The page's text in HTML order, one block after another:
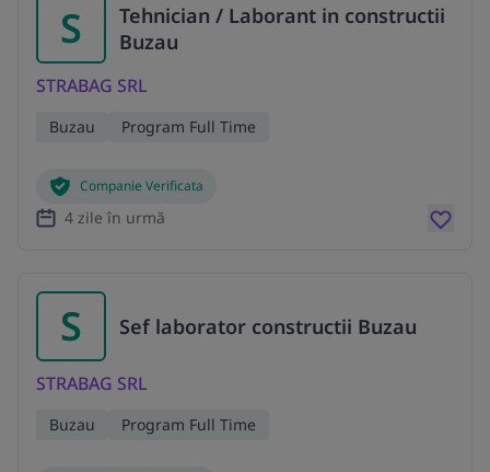
S
Tehnician / Laborant in constructii
Buzau
STRABAG SRL
Buzau Program Full Time
Companie Verificata
4 zile în urmă
S Sef laborator constructii Buzau
STRABAG SRL
Buzau Program Full Time